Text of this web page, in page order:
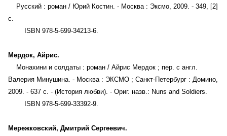
Русский : роман / Юрий Костин. - Москва : Эксмо, 2009. - 349, [2]
с.
ISBN 978-5-699-34213-6.
Мердок, Айрис.
Монахини и солдаты : роман / Айрис Мердок ; пер. с англ.
Валерия Минушина. - Москва : ЭКСМО ; Санкт-Петербург : Домино,
2009. - 637 с. - (История любви). - Ориг. назв.: Nuns and Soldiers.
ISBN 978-5-699-33392-9.
Мережковский, Дмитрий Сергеевич.